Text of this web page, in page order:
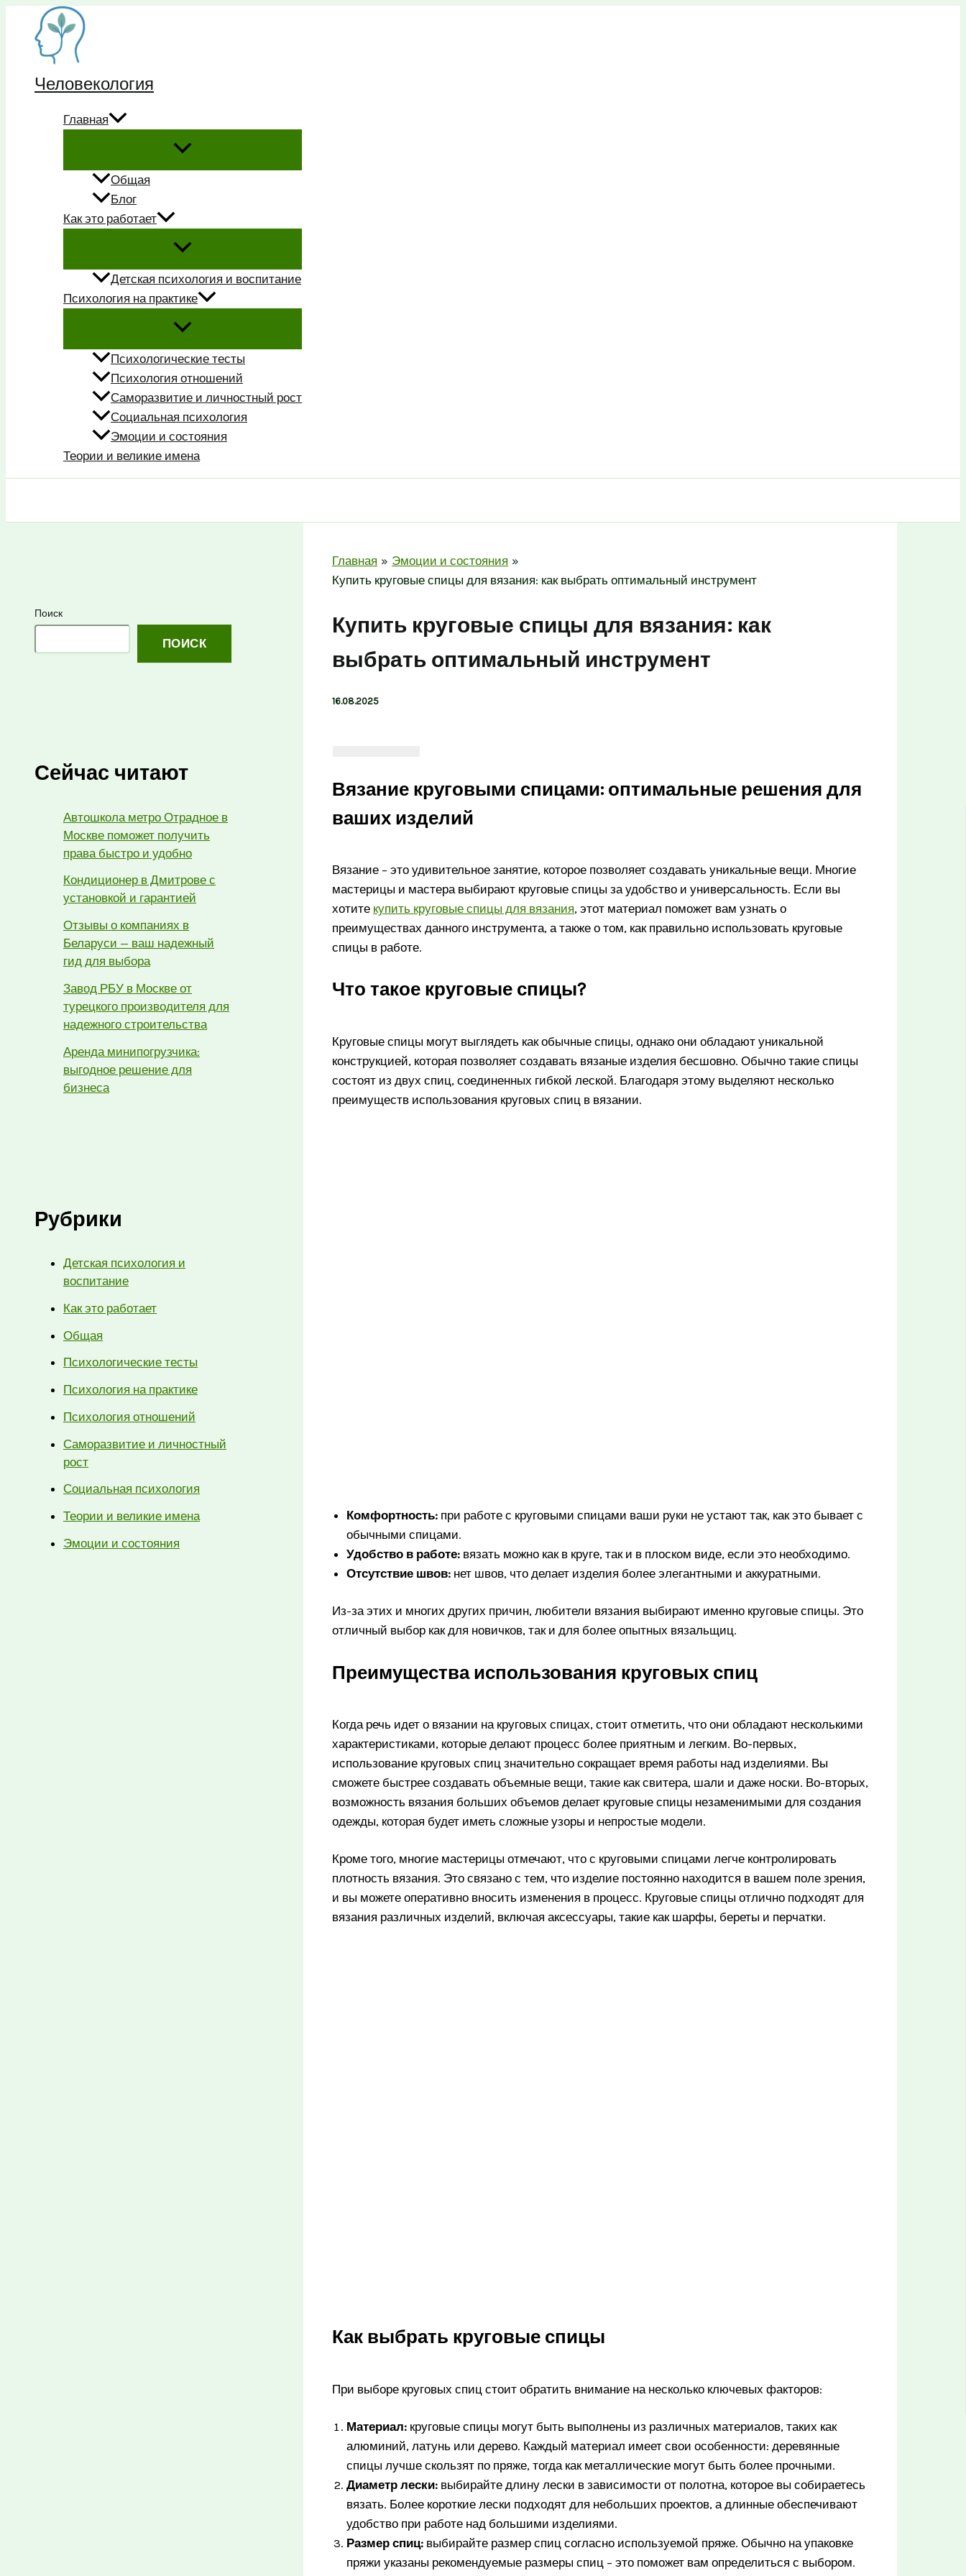
Перейти
содержимому
Человекология
Главная
Общая
Блог
Как это работает
Детская психология и воспитание
Психология на практике
Психологические тесты
Психология отношений
Саморазвитие и личностный рост
Социальная психология
Эмоции и состояния
Теории и великие имена
Поиск
ПОИСК
Сейчас читают
Автошкола метро Отрадное в
Москве поможет получить
права быстро и удобно
Кондиционер в Дмитрове с
установкой и гарантией
Отзывы о компаниях в
Беларуси — ваш надежный
гид для выбора
Завод РБУ в Москве от
турецкого производителя для
надежного строительства
Аренда минипогрузчика:
выгодное решение для
бизнеса
Рубрики
Детская психология и
воспитание
Как это работает
Общая
Психологические тесты
Психология на практике
Психология отношений
Саморазвитие и личностный
рост
Социальная психология
Теории и великие имена
Эмоции и состояния
Главная
Эмоции и состояния
Купить круговые спицы для вязания: как выбрать оптимальный инструмент
Купить круговые спицы для вязания: как
выбрать оптимальный инструмент
16.08.2025
Вязание круговыми спицами: оптимальные решения для
ваших изделий
Вязание – это удивительное занятие, которое позволяет создавать уникальные вещи. Многие
мастерицы и мастера выбирают круговые спицы за удобство и универсальность. Если вы
хотите купить круговые спицы для вязания, этот материал поможет вам узнать о
преимуществах данного инструмента, а также о том, как правильно использовать круговые
спицы в работе.
Что такое круговые спицы?
Круговые спицы могут выглядеть как обычные спицы, однако они обладают уникальной
конструкцией, которая позволяет создавать вязаные изделия бесшовно. Обычно такие спицы
состоят из двух спиц, соединенных гибкой леской. Благодаря этому выделяют несколько
преимуществ использования круговых спиц в вязании.
Комфортность: при работе с круговыми спицами ваши руки не устают так, как это бывает с
обычными спицами.
Удобство в работе: вязать можно как в круге, так и в плоском виде, если это необходимо.
Отсутствие швов: нет швов, что делает изделия более элегантными и аккуратными.
Из-за этих и многих других причин, любители вязания выбирают именно круговые спицы. Это
отличный выбор как для новичков, так и для более опытных вязальщиц.
Преимущества использования круговых спиц
Когда речь идет о вязании на круговых спицах, стоит отметить, что они обладают несколькими
характеристиками, которые делают процесс более приятным и легким. Во-первых,
использование круговых спиц значительно сокращает время работы над изделиями. Вы
сможете быстрее создавать объемные вещи, такие как свитера, шали и даже носки. Во-вторых,
возможность вязания больших объемов делает круговые спицы незаменимыми для создания
одежды, которая будет иметь сложные узоры и непростые модели.
Кроме того, многие мастерицы отмечают, что с круговыми спицами легче контролировать
плотность вязания. Это связано с тем, что изделие постоянно находится в вашем поле зрения,
и вы можете оперативно вносить изменения в процесс. Круговые спицы отлично подходят для
вязания различных изделий, включая аксессуары, такие как шарфы, береты и перчатки.
Как выбрать круговые спицы
При выборе круговых спиц стоит обратить внимание на несколько ключевых факторов:
Материал: круговые спицы могут быть выполнены из различных материалов, таких как
алюминий, латунь или дерево. Каждый материал имеет свои особенности: деревянные
спицы лучше скользят по пряже, тогда как металлические могут быть более прочными.
Диаметр лески: выбирайте длину лески в зависимости от полотна, которое вы собираетесь
вязать. Более короткие лески подходят для небольших проектов, а длинные обеспечивают
удобство при работе над большими изделиями.
Размер спиц: выбирайте размер спиц согласно используемой пряже. Обычно на упаковке
пряжи указаны рекомендуемые размеры спиц – это поможет вам определиться с выбором.